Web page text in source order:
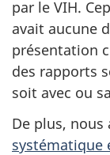
par le VIH.
avait aucune
présentation
des rapports
soit avec ou
De plus,
systématique